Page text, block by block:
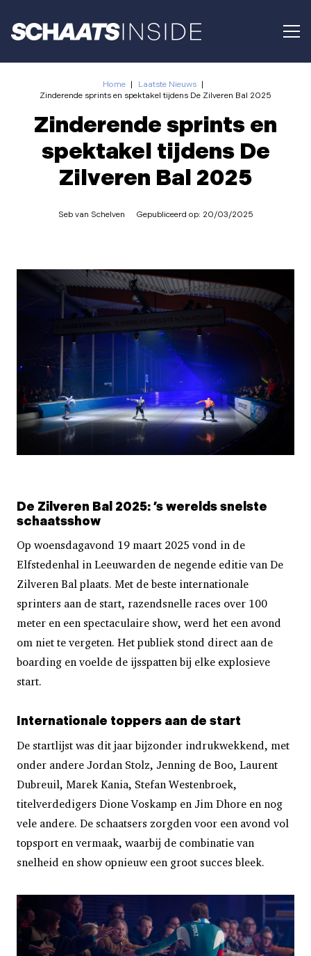
Home | Laatste Nieuws |
Zinderende sprints en spektakel tijdens De Zilveren Bal 2025
Zinderende sprints en
spektakel tijdens De
Zilveren Bal 2025
Seb van Schelven Gepubliceerd op: 20/03/2025
De Zilveren Bal 2025: ’s werelds snelste
schaatsshow
Op woensdagavond 19 maart 2025 vond in de
Elfstedenhal in Leeuwarden de negende editie van De
Zilveren Bal plaats. Met de beste internationale
sprinters aan de start, razendsnelle races over 100
meter en een spectaculaire show, werd het een avond
om niet te vergeten. Het publiek stond direct aan de
boarding en voelde de ijsspatten bij elke explosieve
start.
Internationale toppers aan de start
De startlijst was dit jaar bijzonder indrukwekkend, met
onder andere Jordan Stolz, Jenning de Boo, Laurent
Dubreuil, Marek Kania, Stefan Westenbroek,
titelverdedigers Dione Voskamp en Jim Dhore en nog
vele andere. De schaatsers zorgden voor een avond vol
topsport en vermaak, waarbij de combinatie van
snelheid en show opnieuw een groot succes bleek.